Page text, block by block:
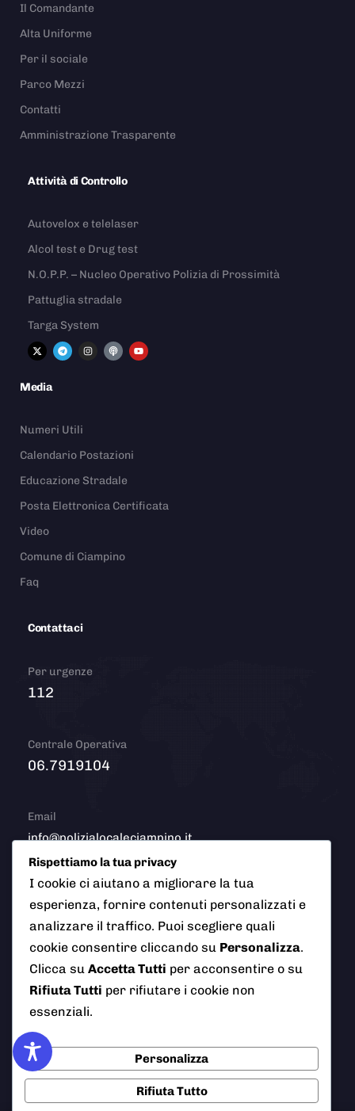
Il Comandante
Alta Uniforme
Per il sociale
Parco Mezzi
Contatti
Amministrazione Trasparente
Attività di Controllo
Autovelox e telelaser
Alcol test e Drug test
N.O.P.P. – Nucleo Operativo Polizia di Prossimità
Pattuglia stradale
Targa System
Media
Numeri Utili
Calendario Postazioni
Educazione Stradale
Posta Elettronica Certificata
Video
Comune di Ciampino
Faq
Contattaci
Per urgenze
112
Centrale Operativa
06.7919104
Email
info@polizialocaleciampino.it
© 2026 Polizia Locale del Comune di Ciampino (Roma). Tutti
i diritti riservati
AI Info
Cookie Policy Credits
Rispettiamo la tua privacy
I cookie ci aiutano a migliorare la tua
esperienza, fornire contenuti personalizzati e
analizzare il traffico. Puoi scegliere quali
cookie consentire cliccando su Personalizza.
Clicca su Accetta Tutti per acconsentire o su
Rifiuta Tutti per rifiutare i cookie non
essenziali.
Personalizza
Rifiuta Tutto